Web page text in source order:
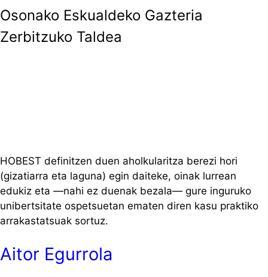
Osonako Eskualdeko Gazteria
Zerbitzuko Taldea
HOBEST definitzen duen aholkularitza berezi hori
(gizatiarra eta laguna) egin daiteke, oinak lurrean
edukiz eta —nahi ez duenak bezala— gure inguruko
unibertsitate ospetsuetan ematen diren kasu praktiko
arrakastatsuak sortuz.
Aitor Egurrola